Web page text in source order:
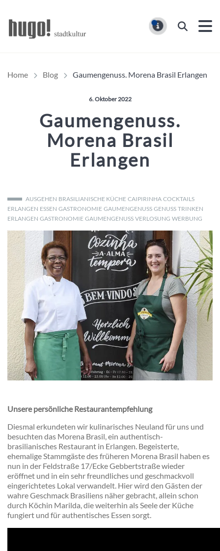
Suchen
Home Blog Gaumengenuss. Morena Brasil Erlangen
Veröffentlicht am:
6. Oktober 2022
Gaumengenuss.
Morena Brasil
Erlangen
AUSGEHEN BRASILIANISCHE KÜCHE CAIPIRINHA COCKTAILS
ERLANGEN ESSEN GASTRONOMIE GAUMENGENUSS GENUSS TRINKEN
ERLANGEN GASTRONOMIE GAUMENGENUSS VERLOSUNG WERBUNG
Unsere persönliche Restaurantempfehlung
Diesmal erkundeten wir kulinarisches Neuland für uns und
besuchten das Morena Brasil, ein authentisch-
brasilianisches Restaurant in Erlangen. Begeisterte,
ehemalige Stammgäste des früheren Morena Brasil haben es
nun in der Feldstraße 17/Ecke Gebbertstraße wieder
eröffnet und in ein sehr freundliches und geschmackvoll
eingerichtetes Lokal verwandelt. Hier wird den Gästen der
wahre Geschmack Brasiliens näher gebracht, allein schon
durch Köchin Marilda, die weiterhin als Seele der Küche
fungiert und für authentisches Essen sorgt.